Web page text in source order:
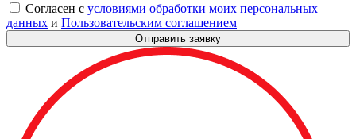
Согласен с условиями обработки моих персональных
данных и Пользовательским соглашением
Отправить заявку